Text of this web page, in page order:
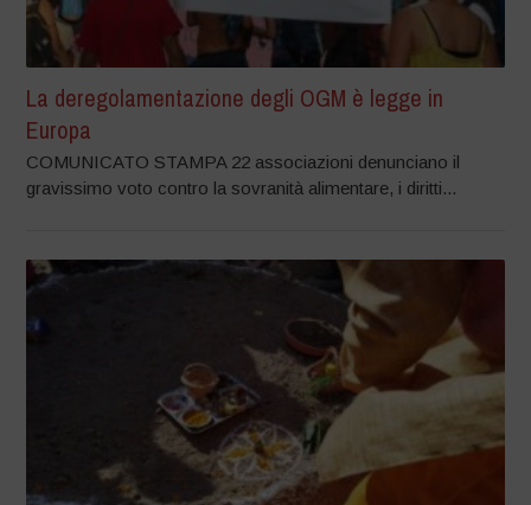
La deregolamentazione degli OGM è legge in
Europa
COMUNICATO STAMPA 22 associazioni denunciano il
gravissimo voto contro la sovranità alimentare, i diritti...